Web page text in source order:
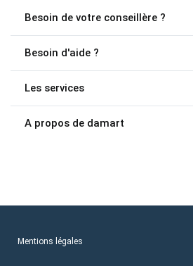
Besoin de votre conseillère ?
Besoin d'aide ?
Les services
A propos de damart
Mentions légales